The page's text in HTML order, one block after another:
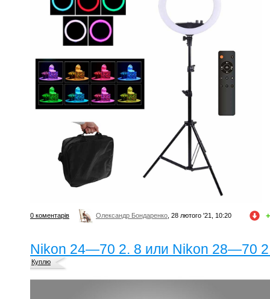
0 коментарів Олександр Бондаренко , 28 лютого '21, 10:20
Nikon 24—70 2. 8 или Nikon 28—70
Куплю